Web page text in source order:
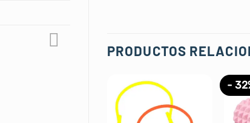
PRODUCTOS
-